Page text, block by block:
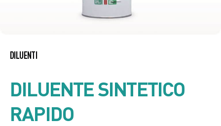
DILUENTI
DILUENTE SINTETICO
RAPIDO